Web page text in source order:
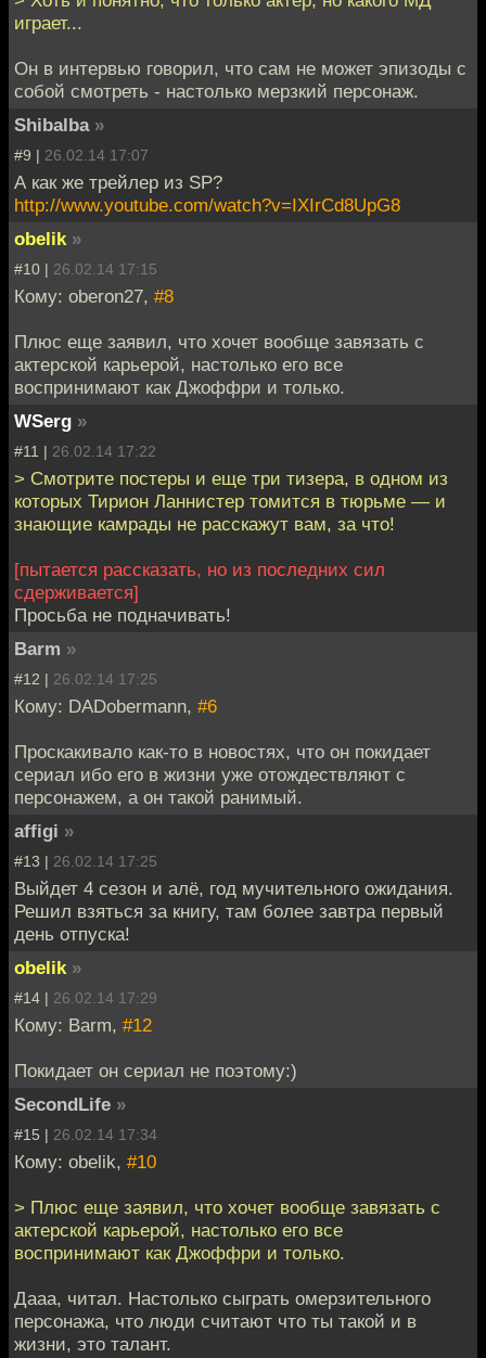
играет...
Он в интервью говорил, что сам не может эпизоды с
собой смотреть - настолько мерзкий персонаж.
Shibalba »
#9 | 26.02.14 17:07
А как же трейлер из SP?
http://www.youtube.com/watch?v=IXIrCd8UpG8
obelik »
#10 | 26.02.14 17:15
Кому: oberon27, #8
Плюс еще заявил, что хочет вообще завязать с
актерской карьерой, настолько его все
воспринимают как Джоффри и только.
WSerg »
#11 | 26.02.14 17:22
> Смотрите постеры и еще три тизера, в одном из
которых Тирион Ланнистер томится в тюрьме — и
знающие камрады не расскажут вам, за что!
[пытается рассказать, но из последних сил
сдерживается]
Просьба не подначивать!
Barm »
#12 | 26.02.14 17:25
Кому: DADobermann, #6
Проскакивало как-то в новостях, что он покидает
сериал ибо его в жизни уже отождествляют с
персонажем, а он такой ранимый.
affigi »
#13 | 26.02.14 17:25
Выйдет 4 сезон и алё, год мучительного ожидания.
Решил взяться за книгу, там более завтра первый
день отпуска!
obelik »
#14 | 26.02.14 17:29
Кому: Barm, #12
Покидает он сериал не поэтому:)
SecondLife »
#15 | 26.02.14 17:34
Кому: obelik, #10
> Плюс еще заявил, что хочет вообще завязать с
актерской карьерой, настолько его все
воспринимают как Джоффри и только.
Дааа, читал. Настолько сыграть омерзительного
персонажа, что люди считают что ты такой и в
жизни, это талант.